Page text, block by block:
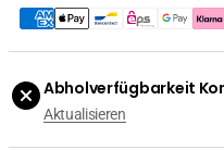
frisch,
Ita-
San,
200g
verringern
frisch,
San,
200g
erhöhen
Abholverfügbarkeit
Aktualisieren